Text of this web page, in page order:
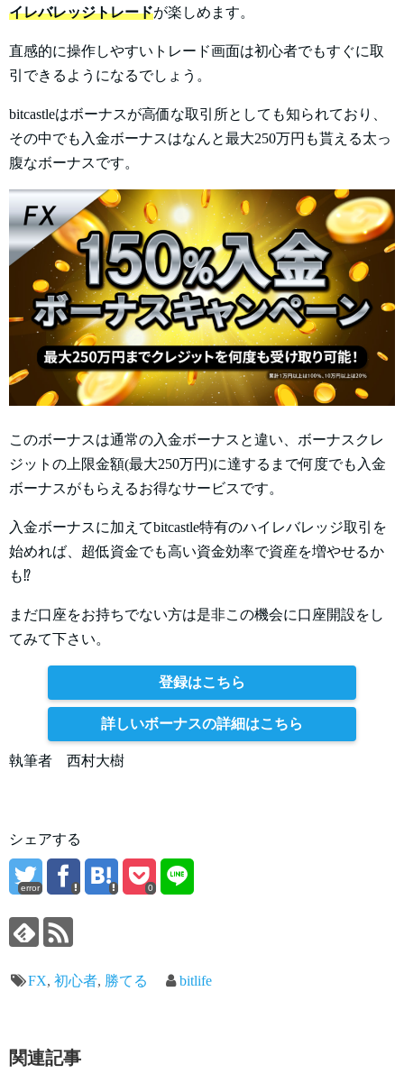
イレバレッジトレードが楽しめます。
直感的に操作しやすいトレード画面は初心者でもすぐに取
引できるようになるでしょう。
bitcastleはボーナスが高価な取引所としても知られており、
その中でも入金ボーナスはなんと最大250万円も貰える太っ
腹なボーナスです。
このボーナスは通常の入金ボーナスと違い、ボーナスクレ
ジットの上限金額(最大250万円)に達するまで何度でも入金
ボーナスがもらえるお得なサービスです。
入金ボーナスに加えてbitcastle特有のハイレバレッジ取引を
始めれば、超低資金でも高い資金効率で資産を増やせるか
も⁉
まだ口座をお持ちでない方は是非この機会に口座開設をし
てみて下さい。
登録はこちら
詳しいボーナスの詳細はこちら
執筆者 西村大樹
シェアする
error 0
FX, 初心者, 勝てる bitlife
関連記事